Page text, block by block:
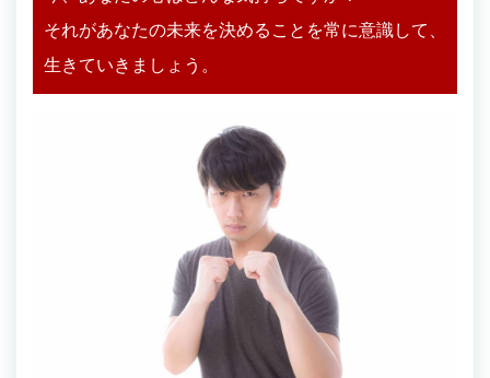
それがあなたの未来を決めることを常に意識して、
生きていきましょう。